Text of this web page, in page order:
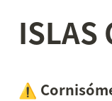
ISLAS
⚠️